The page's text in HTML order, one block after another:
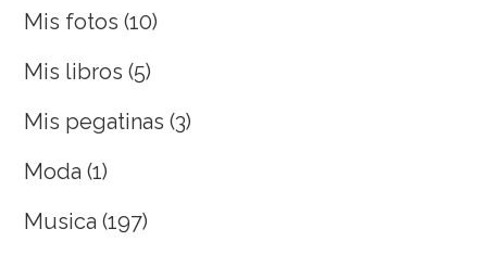
Mis fotos (10)
Mis libros (5)
Mis pegatinas (3)
Moda (1)
Musica (197)